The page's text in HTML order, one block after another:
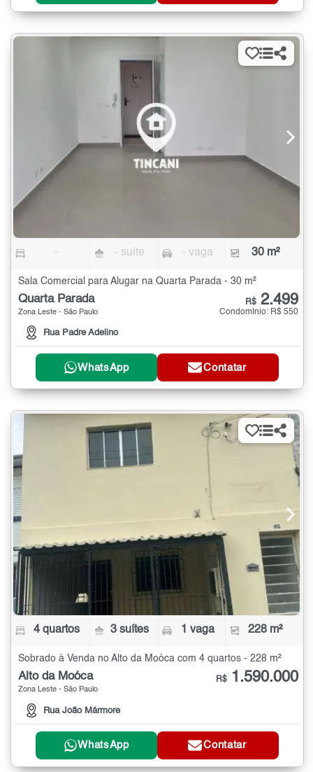
- - suíte - vaga 30 m²
Sala Comercial para Alugar na Quarta Parada - 30 m²
Quarta Parada
Zona Leste - São Paulo
Rua Padre Adelino
R$ 2.499
Condomínio: R$ 550
WhatsApp Contatar
4 quartos 3 suítes 1 vaga 228 m²
Sobrado à Venda no Alto da Moóca com 4 quartos - 228 m²
Alto da Moóca
Zona Leste - São Paulo
Rua João Mármore
R$ 1.590.000
WhatsApp Contatar